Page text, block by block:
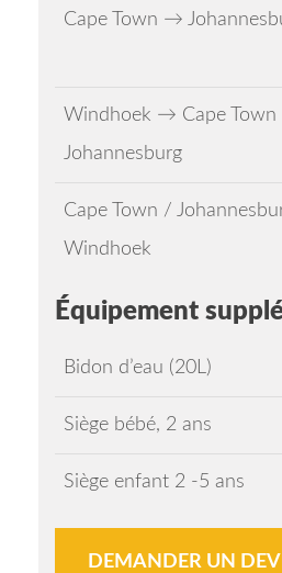
Cape Town →
Windhoek → Cape Town
Johannesburg
Cape Town /
Windhoek
Équipement
Bidon d’eau (20L)
Siège bébé, 2 ans
Siège enfant 2 -5 ans
DEMANDER UN